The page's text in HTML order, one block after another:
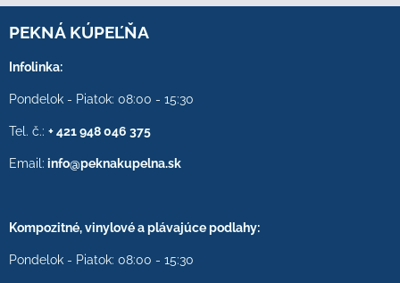
PEKNÁ KÚPEĽŇA
Infolinka:
Pondelok - Piatok: 08:00 - 15:30
Tel. č.: + 421 948 046 375
Email: info@peknakupelna.sk
Kompozitné, vinylové a plávajúce podlahy:
Pondelok - Piatok: 08:00 - 15:30